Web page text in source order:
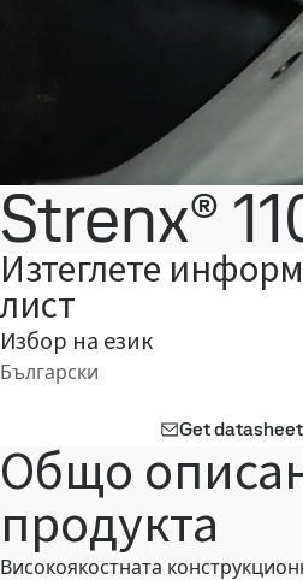
Strenx®
Изтеглете
лист
Избор на език
Български
Get
Общо
продукта
Високоякостната